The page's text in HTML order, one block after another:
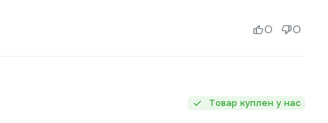
0 0
Товар куплен у нас